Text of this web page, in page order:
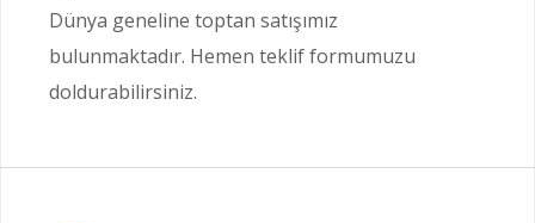
Dünya geneline toptan satışımız
bulunmaktadır. Hemen teklif formumuzu
doldurabilirsiniz.